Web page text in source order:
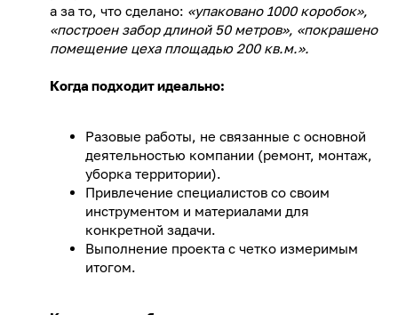
а за то, что сделано: «упаковано 1000 коробок»,
«построен забор длиной 50 метров», «покрашено
помещение цеха площадью 200 кв.м.».
Когда подходит идеально:
Разовые работы, не связанные с основной
деятельностью компании (ремонт, монтаж,
уборка территории).
Привлечение специалистов со своим
инструментом и материалами для
конкретной задачи.
Выполнение проекта с четко измеримым
итогом.